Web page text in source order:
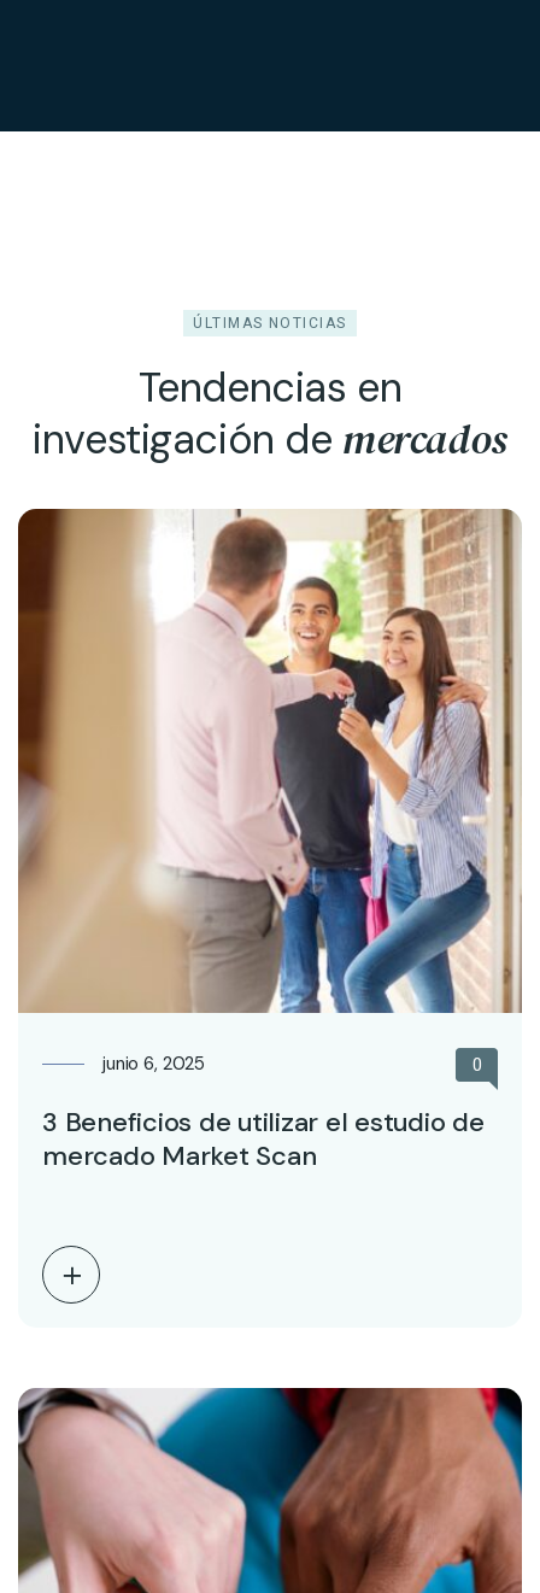
ÚLTIMAS NOTICIAS
Tendencias en
investigación de mercados
junio 6, 2025 0
3 Beneficios de utilizar el estudio de
mercado Market Scan